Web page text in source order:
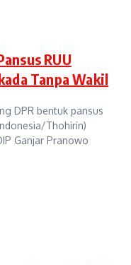
RUU
Tanpa Wakil
DPR bentuk pansus
Thohirin)
Ganjar Pranowo